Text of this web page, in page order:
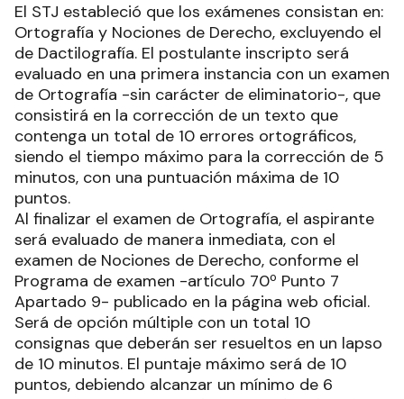
El STJ estableció que los exámenes consistan en:
Ortografía y Nociones de Derecho, excluyendo el
de Dactilografía. El postulante inscripto será
evaluado en una primera instancia con un examen
de Ortografía -sin carácter de eliminatorio-, que
consistirá en la corrección de un texto que
contenga un total de 10 errores ortográficos,
siendo el tiempo máximo para la corrección de 5
minutos, con una puntuación máxima de 10
puntos.
Al finalizar el examen de Ortografía, el aspirante
será evaluado de manera inmediata, con el
examen de Nociones de Derecho, conforme el
Programa de examen -artículo 70º Punto 7
Apartado 9- publicado en la página web oficial.
Será de opción múltiple con un total 10
consignas que deberán ser resueltos en un lapso
de 10 minutos. El puntaje máximo será de 10
puntos, debiendo alcanzar un mínimo de 6